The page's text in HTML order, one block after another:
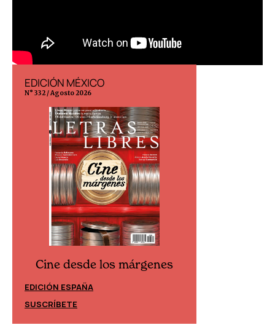
EDICIÓN MÉXICO
N° 332 / Agosto 2026
Cine desde los márgenes
EDICIÓN ESPAÑA
SUSCRÍBETE